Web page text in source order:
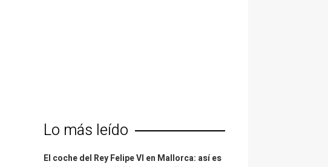
Lo más leído
El coche del Rey Felipe VI en Mallorca: así es